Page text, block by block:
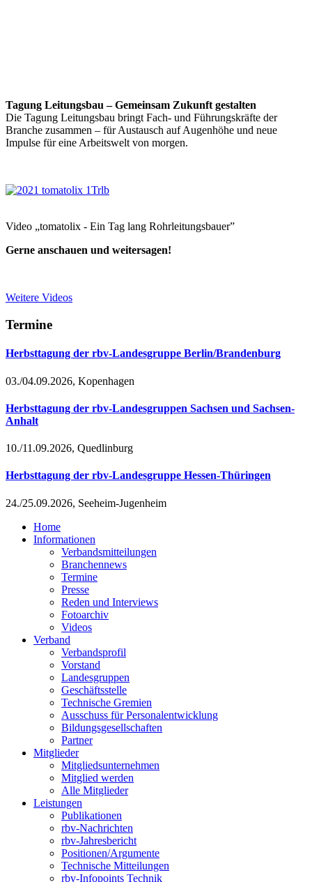
Tagung Leitungsbau – Gemeinsam Zukunft gestalten
Die Tagung Leitungsbau bringt Fach- und Führungskräfte der
Branche zusammen – für Austausch auf Augenhöhe und neue
Impulse für eine Arbeitswelt von morgen.
Video „tomatolix - Ein Tag lang Rohrleitungsbauer”
Gerne anschauen und weitersagen!
Weitere Videos
Termine
Herbsttagung der rbv-Landesgruppe Berlin/Brandenburg
03./04.09.2026, Kopenhagen
Herbsttagung der rbv-Landesgruppen Sachsen und Sachsen-
Anhalt
10./11.09.2026, Quedlinburg
Herbsttagung der rbv-Landesgruppe Hessen-Thüringen
24./25.09.2026, Seeheim-Jugenheim
Home
Informationen
Verbandsmitteilungen
Branchennews
Termine
Presse
Reden und Interviews
Fotoarchiv
Videos
Verband
Verbandsprofil
Vorstand
Landesgruppen
Geschäftsstelle
Technische Gremien
Ausschuss für Personalentwicklung
Bildungsgesellschaften
Partner
Mitglieder
Mitgliedsunternehmen
Mitglied werden
Alle Mitglieder
Leistungen
Publikationen
rbv-Nachrichten
rbv-Jahresbericht
Positionen/Argumente
Technische Mitteilungen
rbv-Infopoints Technik